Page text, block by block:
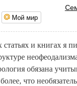
Мой мир
и книгах я
обязана
что